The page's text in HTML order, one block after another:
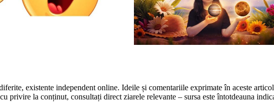
existente independent online. Ideile și comentariile exprimate în aceste
privire la conținut, consultați direct ziarele relevante – sursa este întotdeauna